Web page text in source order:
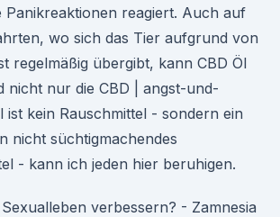
Panikreaktionen reagiert. Auch auf
wo sich das Tier aufgrund von
regelmäßig übergibt, kann CBD Öl
nicht nur die CBD | angst-und-
ist kein Rauschmittel - sondern ein
nicht süchtigmachendes
- kann ich jeden hier beruhigen.
verbessern? - Zamnesia